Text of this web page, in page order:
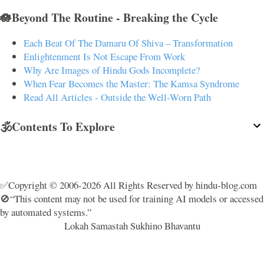
🪷Beyond The Routine - Breaking the Cycle
Each Beat Of The Damaru Of Shiva – Transformation
Enlightenment Is Not Escape From Work
Why Are Images of Hindu Gods Incomplete?
When Fear Becomes the Master: The Kamsa Syndrome
Read All Articles - Outside the Well-Worn Path
🕉️Contents To Explore
✅Copyright © 2006-2026 All Rights Reserved by hindu-blog.com
🚫“This content may not be used for training AI models or accessed
by automated systems.”
Lokah Samastah Sukhino Bhavantu